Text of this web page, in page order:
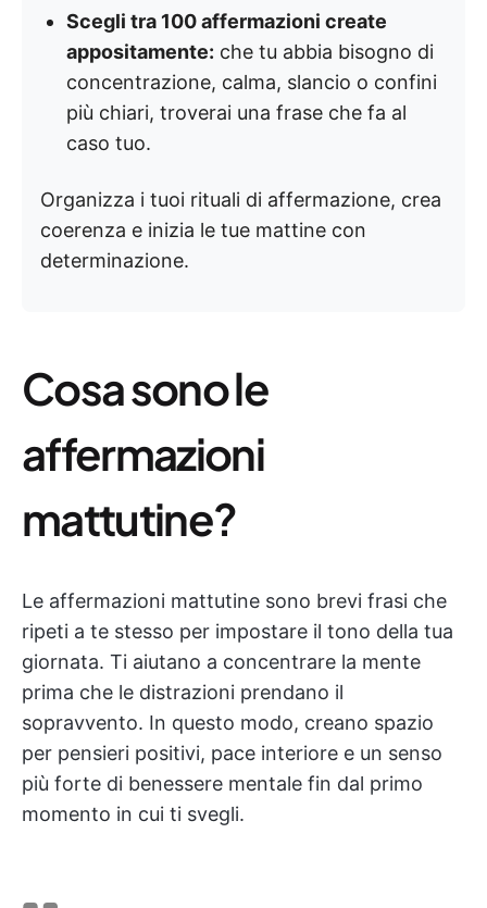
Scegli tra 100 affermazioni create
appositamente: che tu abbia bisogno di
concentrazione, calma, slancio o confini
più chiari, troverai una frase che fa al
caso tuo.
Organizza i tuoi rituali di affermazione, crea
coerenza e inizia le tue mattine con
determinazione.
Cosa sono le
affermazioni
mattutine?
Le affermazioni mattutine sono brevi frasi che
ripeti a te stesso per impostare il tono della tua
giornata. Ti aiutano a concentrare la mente
prima che le distrazioni prendano il
sopravvento. In questo modo, creano spazio
per pensieri positivi, pace interiore e un senso
più forte di benessere mentale fin dal primo
momento in cui ti svegli.